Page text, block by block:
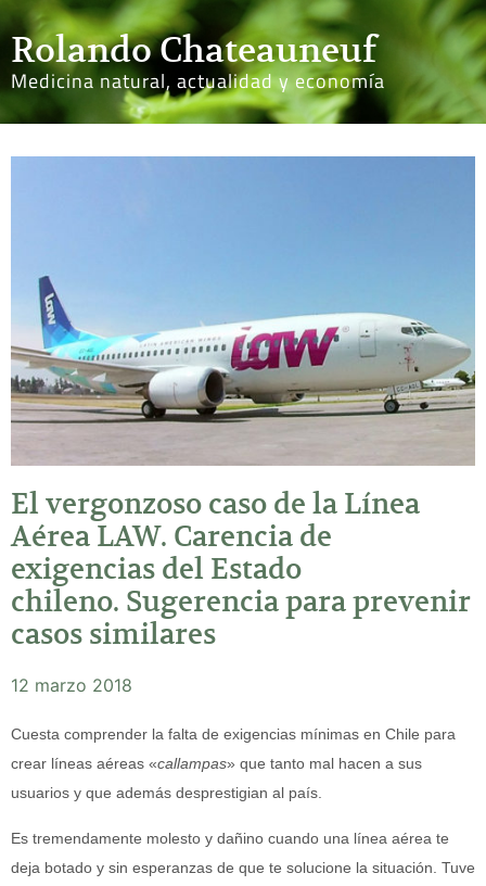
Rolando Chateauneuf
Medicina natural, actualidad y economía
El vergonzoso caso de la Línea
Aérea LAW. Carencia de
exigencias del Estado
chileno. Sugerencia para prevenir
casos similares
12 marzo 2018
Cuesta comprender la falta de exigencias mínimas en Chile para
crear líneas aéreas «callampas» que tanto mal hacen a sus
usuarios y que además desprestigian al país.
Es tremendamente molesto y dañino cuando una línea aérea te
deja botado y sin esperanzas de que te solucione la situación. Tuve